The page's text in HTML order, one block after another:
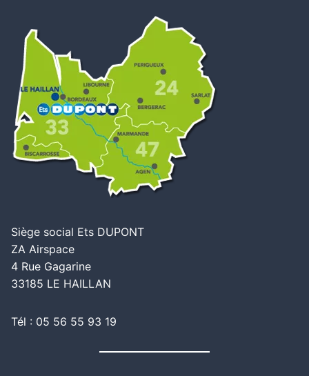
Siège social Ets DUPONT
ZA Airspace
4 Rue Gagarine
33185 LE HAILLAN
Tél : 05 56 55 93 19